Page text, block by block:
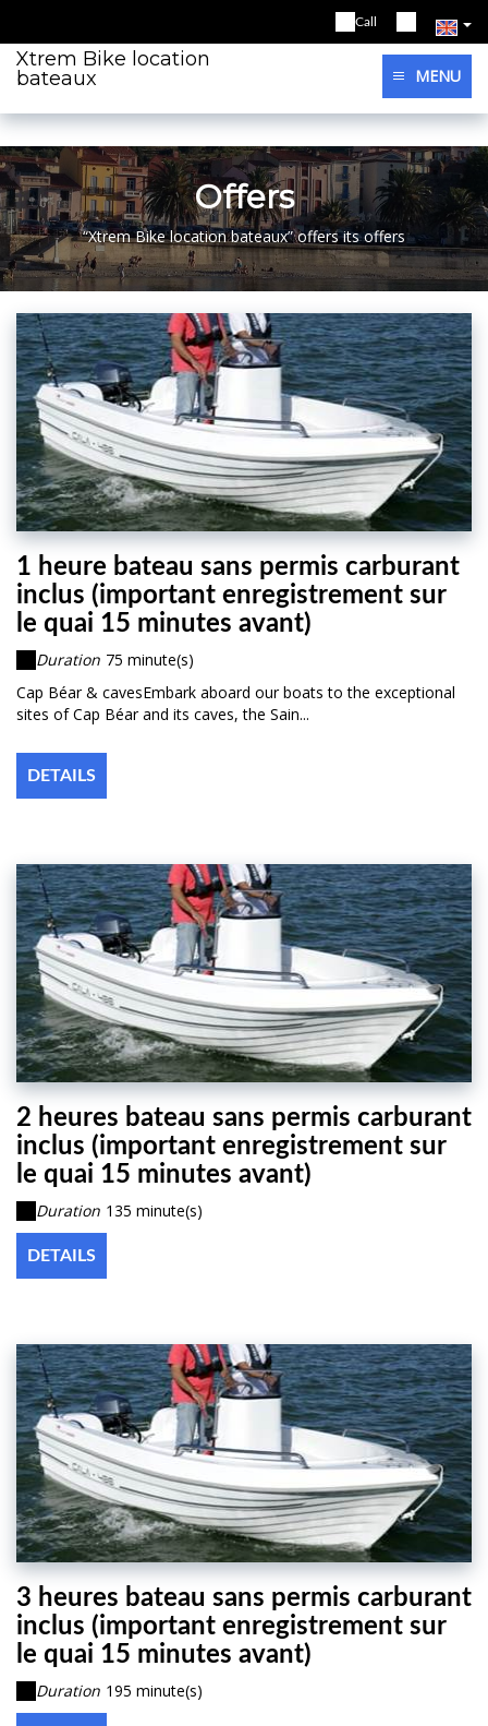
Call
Xtrem Bike location
bateaux
MENU
Offers
“Xtrem Bike location bateaux” offers its offers
1 heure bateau sans permis carburant
inclus (important enregistrement sur
le quai 15 minutes avant)
Duration 75 minute(s)
Cap Béar & cavesEmbark aboard our boats to the exceptional
sites of Cap Béar and its caves, the Sain...
DETAILS
2 heures bateau sans permis carburant
inclus (important enregistrement sur
le quai 15 minutes avant)
Duration 135 minute(s)
DETAILS
3 heures bateau sans permis carburant
inclus (important enregistrement sur
le quai 15 minutes avant)
Duration 195 minute(s)